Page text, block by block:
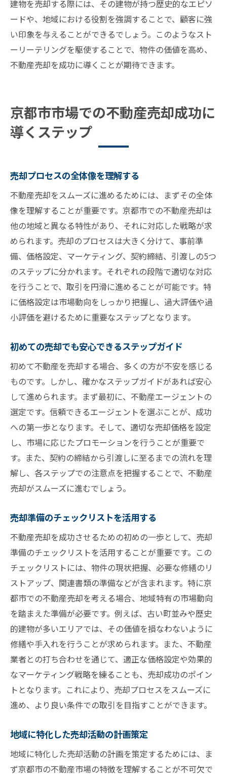
建物を売却する際には、その建物が持つ歴史的なエピソ
ードや、地域における役割を強調することで、顧客に強
い印象を与えることができるでしょう。このようなスト
ーリーテリングを駆使することで、物件の価値を高め、
不動産売却を成功に導くことが期待できます。
京都市市場での不動産売却成功に
導くステップ
売却プロセスの全体像を理解する
不動産売却をスムーズに進めるためには、まずその全体
像を理解することが重要です。京都市での不動産売却は
他の地域と異なる特性があり、それに対応した戦略が求
められます。売却のプロセスは大きく分けて、事前準
備、価格設定、マーケティング、契約締結、引渡しの5つ
のステップに分かれます。それぞれの段階で適切な対応
を行うことで、取引を円滑に進めることが可能です。特
に価格設定は市場動向をしっかり把握し、過大評価や過
小評価を避けるために重要なステップとなります。
初めての売却でも安心できるステップガイド
初めて不動産を売却する場合、多くの方が不安を感じる
ものです。しかし、確かなステップガイドがあれば安心
して進められます。まず最初に、不動産エージェントの
選定です。信頼できるエージェントを選ぶことが、成功
への第一歩となります。そして、適切な売却価格を設定
し、市場に応じたプロモーションを行うことが重要で
す。また、契約の締結から引渡しに至るまでの流れを理
解し、各ステップでの注意点を把握することで、不動産
売却がスムーズに進むでしょう。
売却準備のチェックリストを活用する
不動産売却を成功させるための初めの一歩として、売却
準備のチェックリストを活用することが重要です。この
チェックリストには、物件の現状把握、必要な修繕のリ
ストアップ、関連書類の準備などが含まれます。特に京
都市での不動産売却を考える場合、地域特有の市場動向
を踏まえた準備が必要です。例えば、古い町並みや歴史
的建物が多いエリアでは、その価値を損なわないように
修繕や手入れを行うことが求められます。また、不動産
業者との打ち合わせを通じて、適正な価格設定や効果的
なマーケティング戦略を練ることも、売却成功のポイン
トとなります。これにより、売却プロセスをスムーズに
進め、より良い条件での取引を目指すことができます。
地域に特化した売却活動の計画策定
地域に特化した売却活動の計画を策定するためには、ま
ず京都市の不動産市場の特徴を理解することが不可欠で